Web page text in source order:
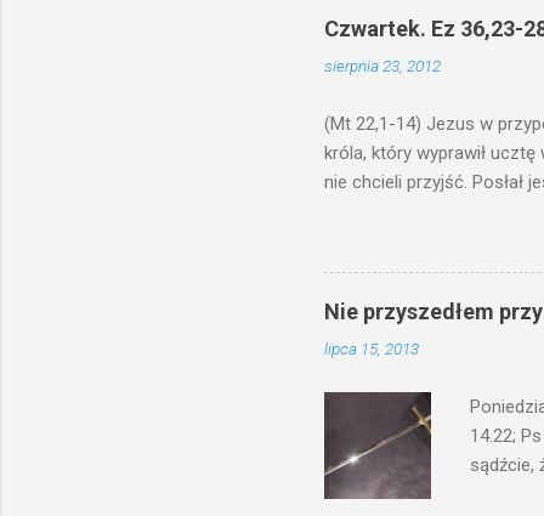
ma. W
by je
Czwartek. Ez 36,23-
sierpnia 23, 2012
(Mt 22,1-14) Jezus w
króla, który wyprawił ucztę
nie chcieli przyjść. Posłał
swoje pole, drugi do
gniewem. Posłał swe
wprawdzie jest gotowa,
których spotkacie. Słudzy
biesiadnikami. Wszedł król,
Nie przyszedłem
lipca 15, 2013
14.22;
sądźcie,